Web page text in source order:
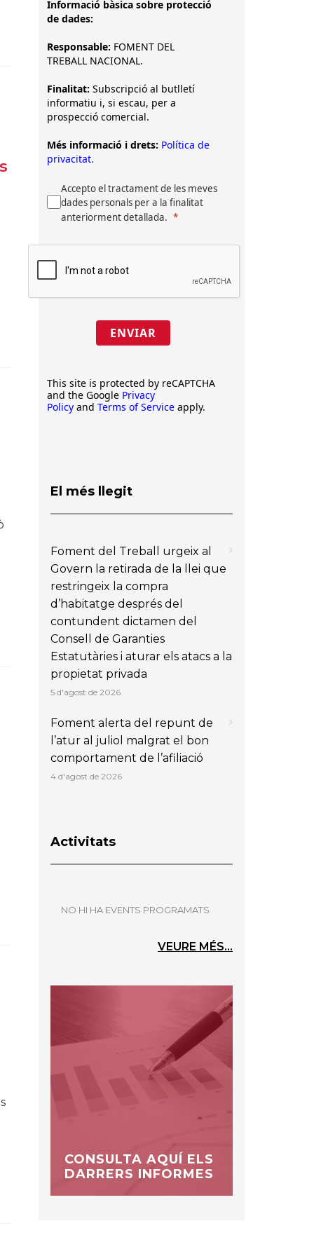
Informació bàsica sobre protecció
de dades:
Responsable: FOMENT DEL
TREBALL NACIONAL.
Finalitat: Subscripció al butlletí
informatiu i, si escau, per a
prospecció comercial.
Més informació i drets: Política de
privacitat.
Accepto el tractament de les meves
dades personals per a la finalitat
anteriorment detallada.
ENVIAR
This site is protected by reCAPTCHA
and the Google Privacy
Policy and Terms of Service apply.
El més llegit
Foment del Treball urgeix al
Govern la retirada de la llei que
restringeix la compra
d’habitatge després del
contundent dictamen del
Consell de Garanties
Estatutàries i aturar els atacs a la
propietat privada
5 d'agost de 2026
Foment alerta del repunt de
l’atur al juliol malgrat el bon
comportament de l’afiliació
4 d'agost de 2026
Activitats
NO HI HA EVENTS PROGRAMATS
VEURE MÉS...
CONSULTA AQUÍ ELS
DARRERS INFORMES